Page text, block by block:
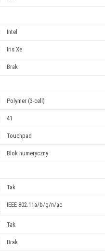
Intel
Iris Xe
Brak
Polymer (3-cell)
41
Touchpad
Blok numeryczny
Tak
IEEE 802.11a/b/g/n/ac
Tak
Brak